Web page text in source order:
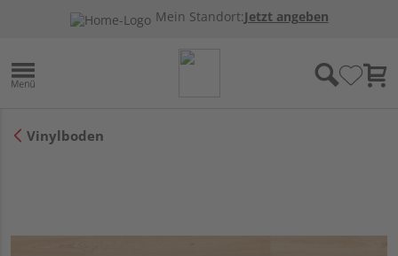
Mein Standort:Jetzt angeben
Vinylboden